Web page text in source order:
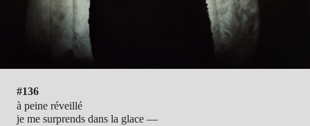
#136
à peine réveillé
je me surprends dans la glace —